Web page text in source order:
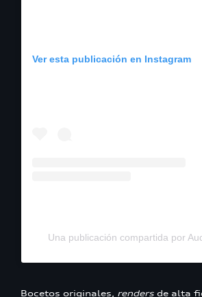
Ver esta publicación en Instagram
Una publicación compartida por
Bocetos originales, renders de alta